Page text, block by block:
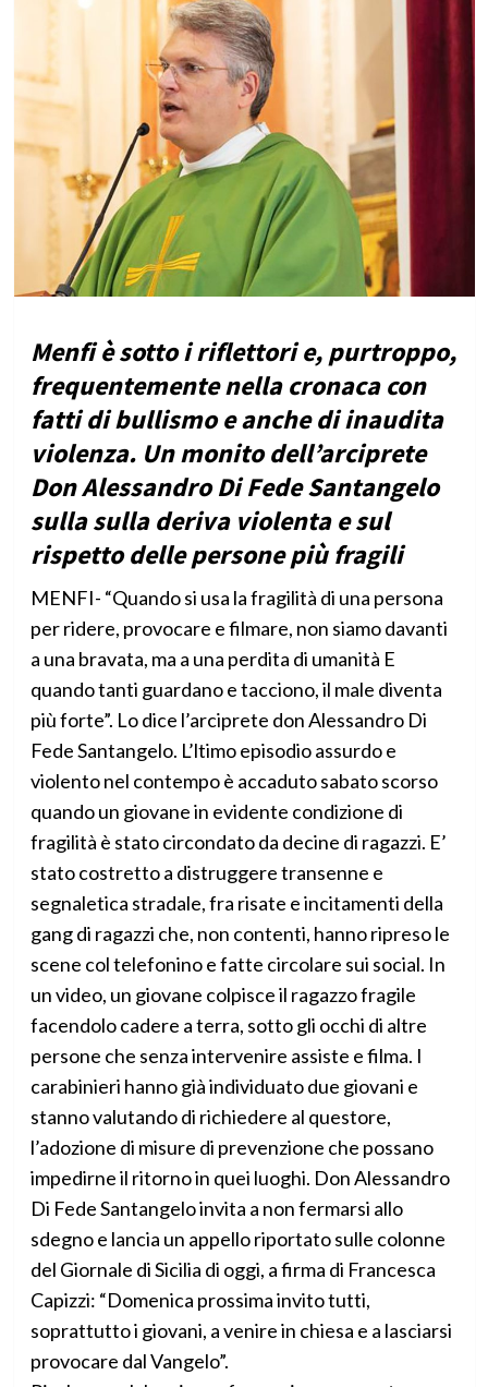
Menfi è sotto i riflettori e, purtroppo,
frequentemente nella cronaca con
fatti di bullismo e anche di inaudita
violenza. Un monito dell’arciprete
Don Alessandro Di Fede Santangelo
sulla sulla deriva violenta e sul
rispetto delle persone più fragili
MENFI- “Quando si usa la fragilità di una persona
per ridere, provocare e filmare, non siamo davanti
a una bravata, ma a una perdita di umanità E
quando tanti guardano e tacciono, il male diventa
più forte”. Lo dice l’arciprete don Alessandro Di
Fede Santangelo. L’ltimo episodio assurdo e
violento nel contempo è accaduto sabato scorso
quando un giovane in evidente condizione di
fragilità è stato circondato da decine di ragazzi. E’
stato costretto a distruggere transenne e
segnaletica stradale, fra risate e incitamenti della
gang di ragazzi che, non contenti, hanno ripreso le
scene col telefonino e fatte circolare sui social. In
un video, un giovane colpisce il ragazzo fragile
facendolo cadere a terra, sotto gli occhi di altre
persone che senza intervenire assiste e filma. I
carabinieri hanno già individuato due giovani e
stanno valutando di richiedere al questore,
l’adozione di misure di prevenzione che possano
impedirne il ritorno in quei luoghi. Don Alessandro
Di Fede Santangelo invita a non fermarsi allo
sdegno e lancia un appello riportato sulle colonne
del Giornale di Sicilia di oggi, a firma di Francesca
Capizzi: “Domenica prossima invito tutti,
soprattutto i giovani, a venire in chiesa e a lasciarsi
provocare dal Vangelo”.